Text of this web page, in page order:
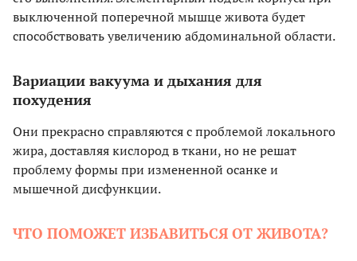
выключенной поперечной мышце живота будет
способствовать увеличению абдоминальной области.
Вариации вакуума и дыхания для
похудения
Они прекрасно справляются с проблемой локального
жира, доставляя кислород в ткани, но не решат
проблему формы при измененной осанке и
мышечной дисфункции.
ЧТО ПОМОЖЕТ ИЗБАВИТЬСЯ ОТ ЖИВОТА?